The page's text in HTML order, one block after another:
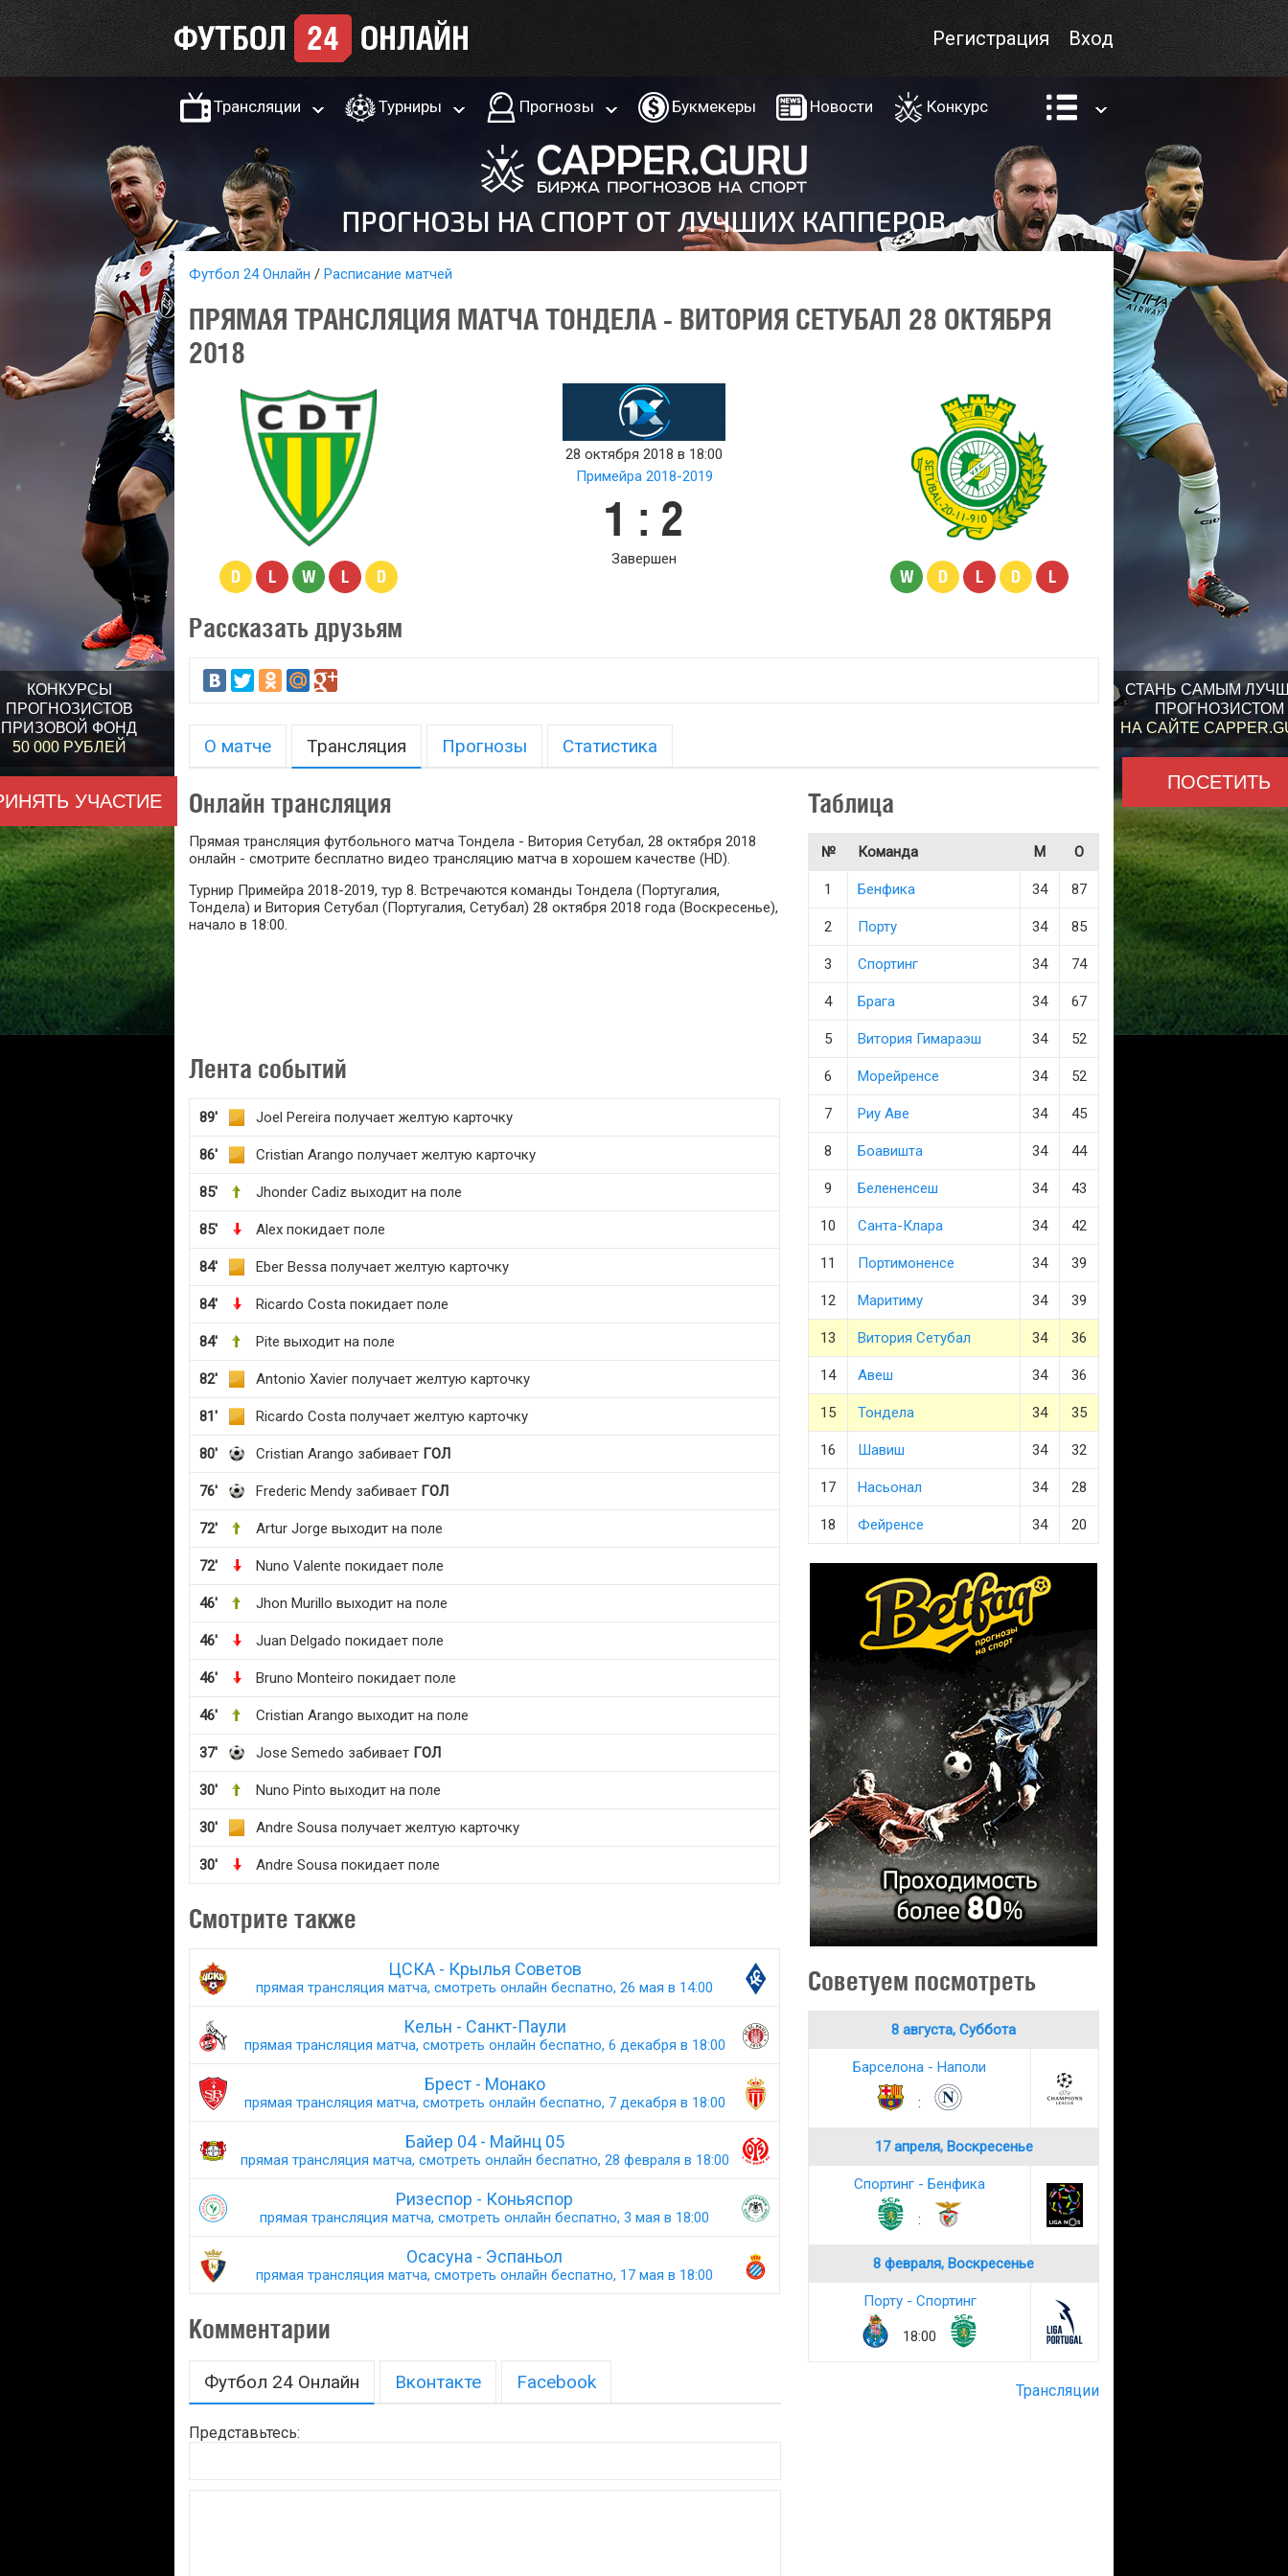
КОНКУРСЫ
ПРОГНОЗИСТОВ
ПРИЗОВОЙ ФОНД
50 000 РУБЛЕЙ
УЧАСТИЕ
СТАНЬ САМЫМ
ПРОГНОЗИСТОМ
НА САЙТЕ
ПОСЕТИТЬ
Вход
Регистрация
Трансляции Турниры Прогнозы Букмекеры Новости Конкурс
Футбол 24 Онлайн Расписание матчей
ПРЯМАЯ ТРАНСЛЯЦИЯ МАТЧА ТОНДЕЛА - ВИТОРИЯ СЕТУБАЛ 28 ОКТЯБРЯ
2018
D L W L D
28 октября 2018 в 18:00
Примейра 2018-2019
1 : 2
Завершен
W D L D L
Рассказать друзьям
О матче Трансляция Прогнозы Статистика
Онлайн трансляция
Прямая трансляция футбольного матча Тондела - Витория Сетубал, 28 октября 2018
онлайн - смотрите бесплатно видео трансляцию матча в хорошем качестве (HD).
Турнир Примейра 2018-2019, тур 8. Встречаются команды Тондела (Португалия,
Тондела) и Витория Сетубал (Португалия, Сетубал) 28 октября 2018 года (Воскресенье),
начало в 18:00.
Лента событий
89' Joel Pereira получает желтую карточку
86' Cristian Arango получает желтую карточку
85' Jhonder Cadiz выходит на поле
85' Alex покидает поле
84' Eber Bessa получает желтую карточку
84' Ricardo Costa покидает поле
84' Pite выходит на поле
82' Antonio Xavier получает желтую карточку
81' Ricardo Costa получает желтую карточку
80' Cristian Arango забивает ГОЛ
76' Frederic Mendy забивает ГОЛ
72' Artur Jorge выходит на поле
72' Nuno Valente покидает поле
46' Jhon Murillo выходит на поле
46' Juan Delgado покидает поле
46' Bruno Monteiro покидает поле
46' Cristian Arango выходит на поле
37' Jose Semedo забивает ГОЛ
30' Nuno Pinto выходит на поле
30' Andre Sousa получает желтую карточку
30' Andre Sousa покидает поле
Смотрите также
ЦСКА - Крылья Советов
прямая трансляция матча, смотреть онлайн беспатно, 26 мая в 14:00
Кельн - Санкт-Паули
прямая трансляция матча, смотреть онлайн беспатно, 6 декабря в 18:00
Брест - Монако
прямая трансляция матча, смотреть онлайн беспатно, 7 декабря в 18:00
Байер 04 - Майнц 05
прямая трансляция матча, смотреть онлайн беспатно, 28 февраля в 18:00
Ризеспор - Коньяспор
прямая трансляция матча, смотреть онлайн беспатно, 3 мая в 18:00
Осасуна - Эспаньол
прямая трансляция матча, смотреть онлайн беспатно, 17 мая в 18:00
Комментарии
Футбол 24 Онлайн Вконтакте Facebook
Представьтесь:
Таблица
№ Команда М О
1 Бенфика 34 87
2 Порту 34 85
3 Спортинг 34 74
4 Брага 34 67
5 Витория Гимараэш 34 52
6 Морейренсе 34 52
7 Риу Аве 34 45
8 Боавишта 34 44
9 Белененсеш 34 43
10 Санта-Клара 34 42
11 Портимоненсе 34 39
12 Маритиму 34 39
13 Витория Сетубал 34 36
14 Авеш 34 36
15 Тондела 34 35
16 Шавиш 34 32
17 Насьонал 34 28
18 Фейренсе 34 20
Советуем посмотреть
8 августа, Суббота
Барселона - Наполи
:
17 апреля, Воскресенье
Спортинг - Бенфика
:
8 февраля, Воскресенье
Порту - Спортинг
18:00
Трансляции